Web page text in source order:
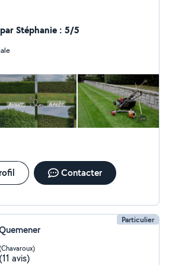
Stéphanie : 5/5
Contacter
Particulier
(11 avis)